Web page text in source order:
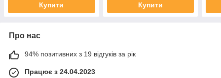
Купити Купити
Про нас
94% позитивних з 19 відгуків за рік
Працює з 24.04.2023